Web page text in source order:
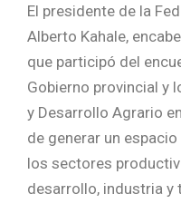
El presidente de la
Alberto Kahale,
que participó del
Gobierno provincial y
y Desarrollo Agrario
de generar un
los sectores
desarrollo, industria y